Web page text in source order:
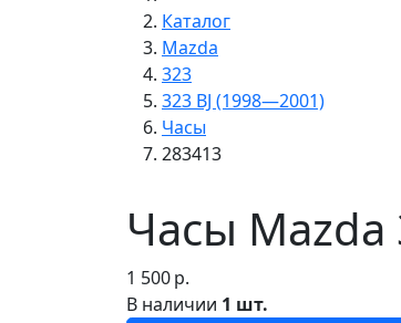
Каталог
Mazda
323
323 BJ (1998—2001)
Часы
283413
Часы Mazda
1 500р.
В наличии 1 шт.